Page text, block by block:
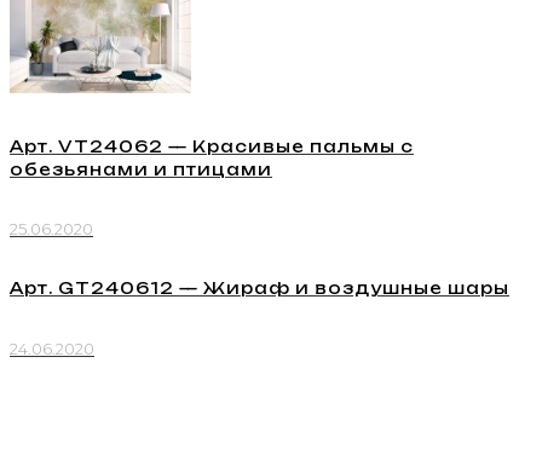
Арт. VT24062 — Красивые пальмы с
обезьянами и птицами
25.06.2020
Арт. GT240612 — Жираф и воздушные шары
24.06.2020